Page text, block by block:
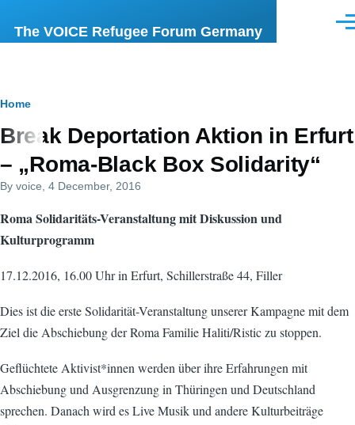
The VOICE Refugee Forum Germany
Breadcrumb
Home
Break Deportation Aktion in Erfurt
– „Roma-Black Box Solidarity“
By voice , 4 December, 2016
Roma Solidaritäts-Veranstaltung mit Diskussion und
Kulturprogramm
17.12.2016, 16.00 Uhr in Erfurt, Schillerstraße 44, Filler
Dies ist die erste Solidarität-Veranstaltung unserer Kampagne mit dem
Ziel die Abschiebung der Roma Familie Haliti/Ristic zu stoppen.
Geflüchtete Aktivist*innen werden über ihre Erfahrungen mit
Abschiebung und Ausgrenzung in Thüringen und Deutschland
sprechen. Danach wird es Live Musik und andere Kulturbeiträge